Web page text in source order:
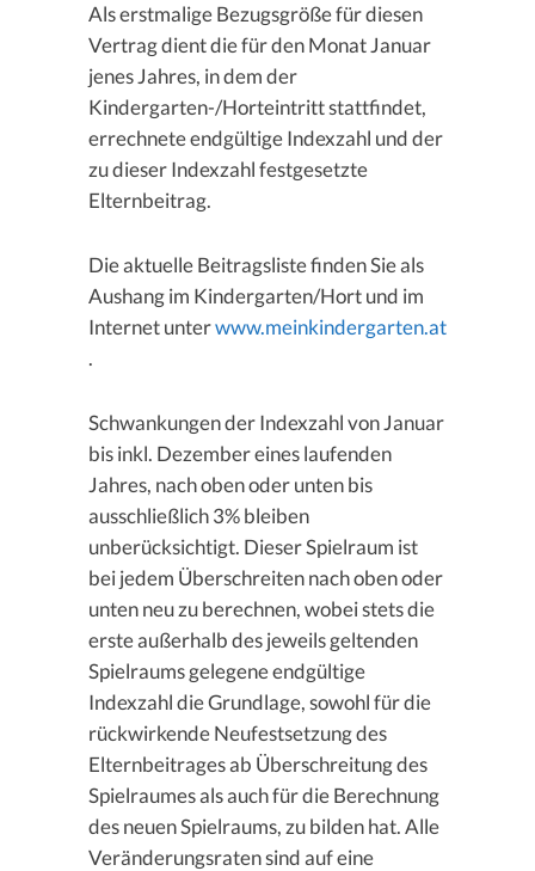
Als erstmalige Bezugsgröße für diesen
Vertrag dient die für den Monat Januar
jenes Jahres, in dem der
Kindergarten-/Horteintritt stattfindet,
errechnete endgültige Indexzahl und der
zu dieser Indexzahl festgesetzte
Elternbeitrag.
Die aktuelle Beitragsliste finden Sie als
Aushang im Kindergarten/Hort und im
Internet unterwww.meinkindergarten.at
.
Schwankungen der Indexzahl von Januar
bis inkl. Dezember eines laufenden
Jahres, nach oben oder unten bis
ausschließlich 3% bleiben
unberücksichtigt. Dieser Spielraum ist
bei jedem Überschreiten nach oben oder
unten neu zu berechnen, wobei stets die
erste außerhalb des jeweils geltenden
Spielraums gelegene endgültige
Indexzahl die Grundlage, sowohl für die
rückwirkende Neufestsetzung des
Elternbeitrages ab Überschreitung des
Spielraumes als auch für die Berechnung
des neuen Spielraums, zu bilden hat. Alle
Veränderungsraten sind auf eine